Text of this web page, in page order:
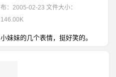
布：2005-02-23 文件大小：
146.00K
小妹妹的几个表情，挺好笑的。